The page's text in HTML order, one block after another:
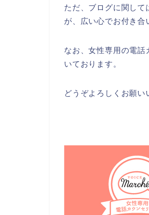
ただ、ブログに関して
が、広い心でお付き合
なお、女性専用の電
いております。
どうぞよろしくお願い